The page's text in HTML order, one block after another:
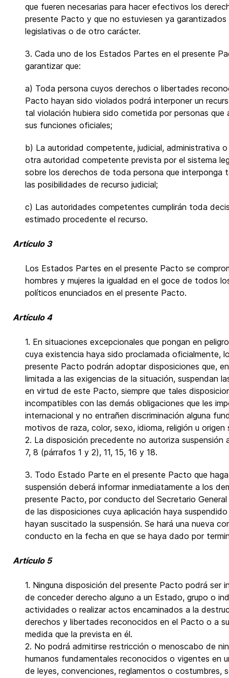
que fueren necesarias para hacer efectivos los
presente Pacto y que no estuviesen ya garantizados
legislativas o de otro carácter.
3. Cada uno de los Estados Partes en el presente
garantizar que:
a) Toda persona cuyos derechos o libertades
Pacto hayan sido violados podrá interponer un
tal violación hubiera sido cometida por personas que
sus funciones oficiales;
b) La autoridad competente, judicial, administrativa o
otra autoridad competente prevista por el sistema
sobre los derechos de toda persona que interponga
las posibilidades de recurso judicial;
c) Las autoridades competentes cumplirán toda
estimado procedente el recurso.
Artículo 3
Los Estados Partes en el presente Pacto se
hombres y mujeres la igualdad en el goce de todos
políticos enunciados en el presente Pacto.
Artículo 4
1. En situaciones excepcionales que pongan en
cuya existencia haya sido proclamada oficialmente,
presente Pacto podrán adoptar disposiciones que,
limitada a las exigencias de la situación, suspendan
en virtud de este Pacto, siempre que tales
incompatibles con las demás obligaciones que les
internacional y no entrañen discriminación alguna
motivos de raza, color, sexo, idioma, religión u origen
2. La disposición precedente no autoriza suspensión
7, 8 (párrafos 1 y 2), 11, 15, 16 y 18.
3. Todo Estado Parte en el presente Pacto que
suspensión deberá informar inmediatamente a los
presente Pacto, por conducto del Secretario
de las disposiciones cuya aplicación haya
hayan suscitado la suspensión. Se hará una nueva
conducto en la fecha en que se haya dado por
Artículo 5
1. Ninguna disposición del presente Pacto podrá ser
de conceder derecho alguno a un Estado, grupo o
actividades o realizar actos encaminados a la
derechos y libertades reconocidos en el Pacto o a
medida que la prevista en él.
2. No podrá admitirse restricción o menoscabo de
humanos fundamentales reconocidos o vigentes en
de leyes, convenciones, reglamentos o costumbres,